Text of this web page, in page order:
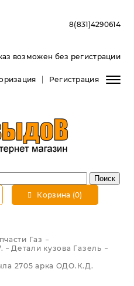
8(831)4290614
возможен без регистрации
Регистрация
Корзина (0)
Газ
Детали кузова Газель
2705 арка ОДО.К.Д.